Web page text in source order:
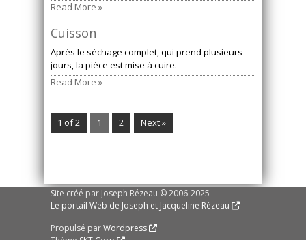
Read More »
Cuisson
Après le séchage complet, qui prend plusieurs
jours, la pièce est mise à cuire.
Read More »
1 of 2 1 2 Next »
Site créé par Joseph Rézeau © 2006-2025
Le portail Web de Joseph et Jacqueline Rézeau
Propulsé parWordpress